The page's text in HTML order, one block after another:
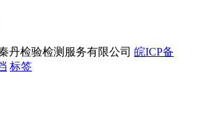
丹检验检测服务有限公司 皖ICP备
标签